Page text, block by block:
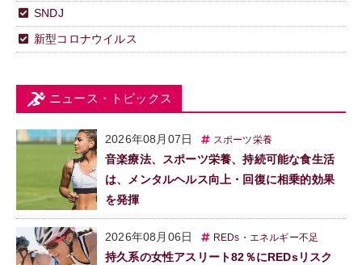
SNDJ
新型コロナウイルス
ニュース・トピックス
2026年08月07日 スポーツ栄養
音楽療法、スポーツ栄養、持続可能な食生活
は、メンタルヘルス向上・回復に相乗的効果
を発揮
2026年08月06日 REDs・エネルギー不足
持久系の女性アスリート82％にREDsリスク